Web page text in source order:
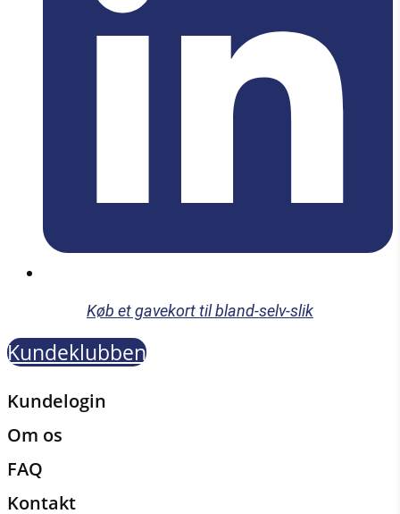
Køb et gavekort til bland-selv-slik
Kundeklubben
Kundelogin
Om os
FAQ
Kontakt